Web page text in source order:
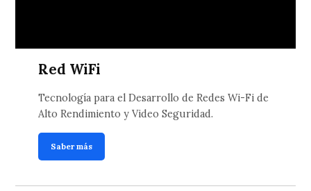
Red WiFi
Tecnología para el Desarrollo de Redes Wi-Fi de
Alto Rendimiento y Video Seguridad.
Saber más